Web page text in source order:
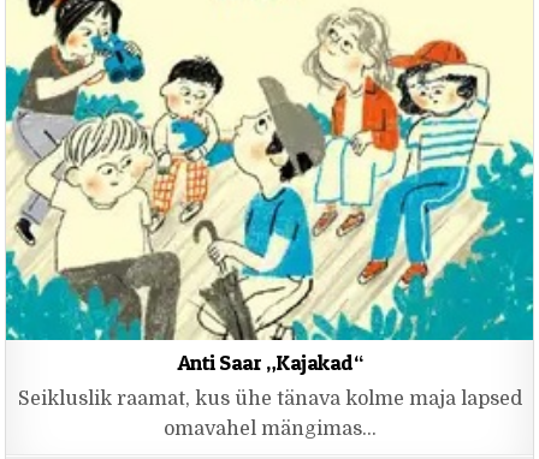
Anti Saar „Kajakad“
Seikluslik raamat, kus ühe tänava kolme maja lapsed
omavahel mängimas…